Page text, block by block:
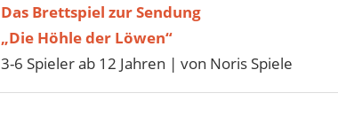
Das Brettspiel zur Sendung
„Die Höhle der Löwen“
3-6 Spieler ab 12 Jahren | von Noris Spiele